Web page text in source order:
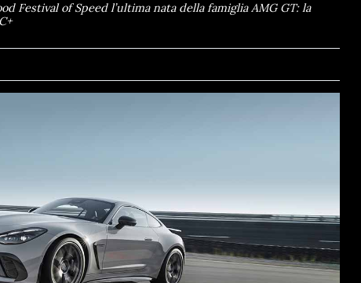
Festival of Speed l’ultima nata della famiglia AMG GT: la